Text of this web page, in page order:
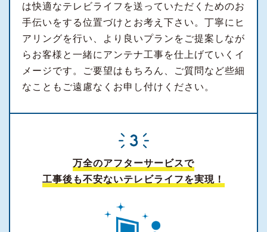
は快適なテレビライフを送っていただくためのお
手伝いをする位置づけとお考え下さい。丁寧にヒ
アリングを行い、より良いプランをご提案しなが
らお客様と一緒にアンテナ工事を仕上げていくイ
メージです。ご要望はもちろん、ご質問など些細
なこともご遠慮なくお申し付けください。
万全のアフターサービスで
工事後も不安ないテレビライフを実現！